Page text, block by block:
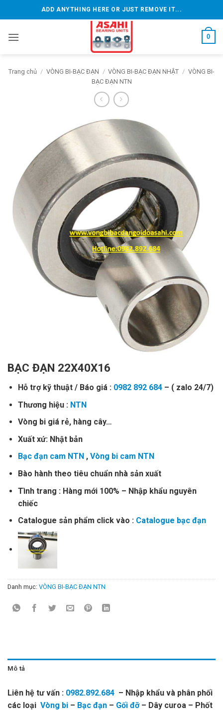
qua
dung
ADD ANYTHING HERE OR JUST REMOVE IT...
0
Trang chủ / VÒNG BI-BẠC ĐẠN / VÒNG BI-BẠC ĐẠN NHẬT / VÒNG BI-
BẠC ĐẠN NTN
BẠC ĐẠN 22X40X16
Hỗ trợ kỹ thuật / Báo giá : 0982 892 684– ( zalo 24/7)
Thương hiệu : NTN
Vòng bi giá rẻ, hàng cây…
Xuất xứ: Nhật bản
Bạc đạn cam NTN , Vòng bi cam NTN
Bào hành theo tiêu chuẩn nhà sản xuất
Tình trang : Hàng mới 100% – Nhập khẩu nguyên
chiếc
Catalogue sản phẩm click vào : Catalogue bạc đạn
Danh mục: VÒNG BI-BẠC ĐẠN NTN
Mô tả
Liên hệ tư vấn : 0982.892.684 – Nhập khẩu và phân phối
các loại Vòng bi – Bạc đạn – Gối đỡ– Dây curoa – Phốt